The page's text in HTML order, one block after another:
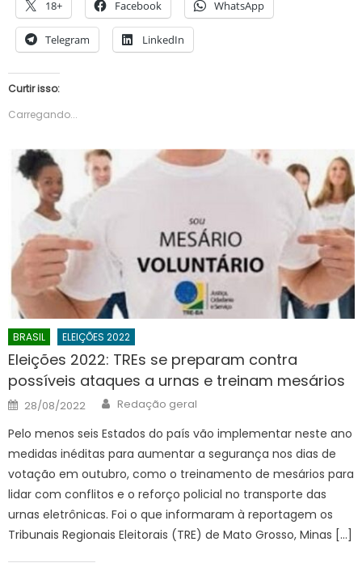
18+ Facebook WhatsApp
Telegram LinkedIn
Curtir isso:
Carregando...
BRASIL ELEIÇÕES 2022
Eleições 2022: TREs se preparam contra
possíveis ataques a urnas e treinam mesários
Posted
on
28/08/2022 Author
Redação geral
Pelo menos seis Estados do país vão implementar neste ano
medidas inéditas para aumentar a segurança nos dias de
votação em outubro, como o treinamento de mesários para
lidar com conflitos e o reforço policial no transporte das
urnas eletrônicas. Foi o que informaram à reportagem os
Tribunais Regionais Eleitorais (TRE) de Mato Grosso, Minas […]